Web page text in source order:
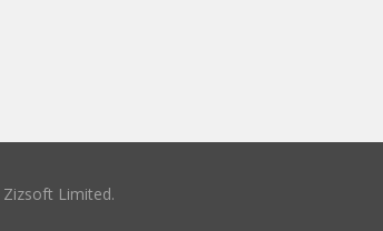
Zizsoft Limited.